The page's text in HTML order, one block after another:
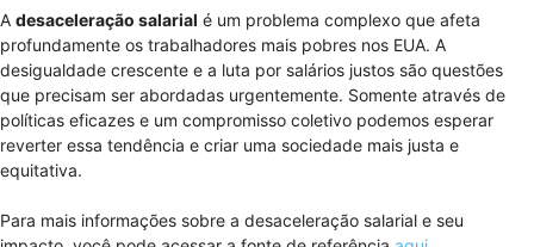
A desaceleração salarial é um problema complexo que afeta
profundamente os trabalhadores mais pobres nos EUA. A
desigualdade crescente e a luta por salários justos são questões
que precisam ser abordadas urgentemente. Somente através de
políticas eficazes e um compromisso coletivo podemos esperar
reverter essa tendência e criar uma sociedade mais justa e
equitativa.
Para mais informações sobre a desaceleração salarial e seu